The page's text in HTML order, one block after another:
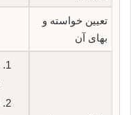
تعیین خواسته و
بهای آن